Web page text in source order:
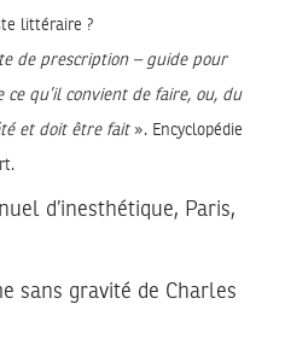
littéraire ?
de prescription – guide pour
ce qu’il convient de faire, ou, du
et doit être fait». Encyclopédie
d’inesthétique, Paris,
sans gravité de Charles